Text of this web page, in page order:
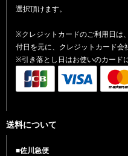
選択頂けます。
※クレジットカードのご利用日は
付日を元に、クレジットカード会
※引き落とし日はお使いのカード
送料について
■佐川急便